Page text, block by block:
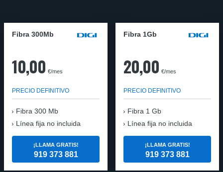
Fibra 300Mb
10,00 €/mes
PRECIO DEFINITIVO
Fibra 300 Mb
Línea fija no incluida
¡LLAMA GRATIS!
919 373 881
Fibra 1Gb
20,00 €/mes
PRECIO DEFINITIVO
Fibra 1 Gb
Línea fija no incluida
¡LLAMA GRATIS!
919 373 881